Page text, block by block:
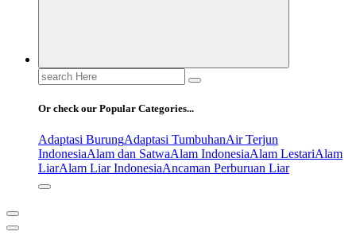
Search
for:
Or check our Popular Categories...
Adaptasi BurungAdaptasi TumbuhanAir Terjun
IndonesiaAlam dan SatwaAlam IndonesiaAlam LestariAlam
LiarAlam Liar IndonesiaAncaman Perburuan Liar